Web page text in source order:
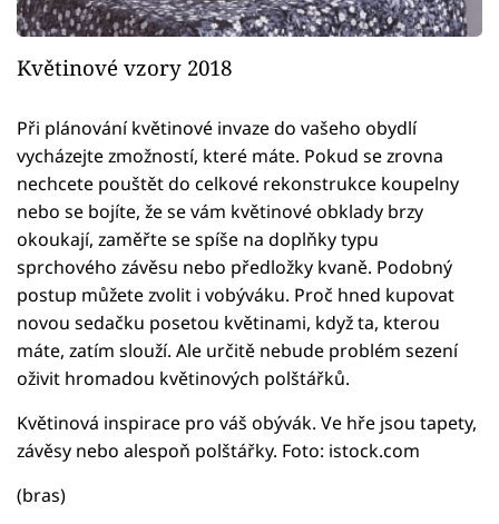
Květinové vzory 2018
Při plánování květinové invaze do vašeho obydlí
vycházejte zmožností, které máte. Pokud se zrovna
nechcete pouštět do celkové rekonstrukce koupelny
nebo se bojíte, že se vám květinové obklady brzy
okoukají, zaměřte se spíše na doplňky typu
sprchového závěsu nebo předložky kvaně. Podobný
postup můžete zvolit i vobýváku. Proč hned kupovat
novou sedačku posetou květinami, když ta, kterou
máte, zatím slouží. Ale určitě nebude problém sezení
oživit hromadou květinových polštářků.
Květinová inspirace pro váš obývák. Ve hře jsou tapety,
závěsy nebo alespoň polštářky. Foto: istock.com
(bras)